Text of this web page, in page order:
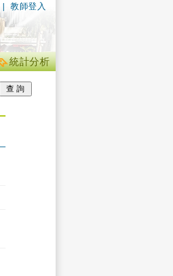
| 教師登入
統計分析